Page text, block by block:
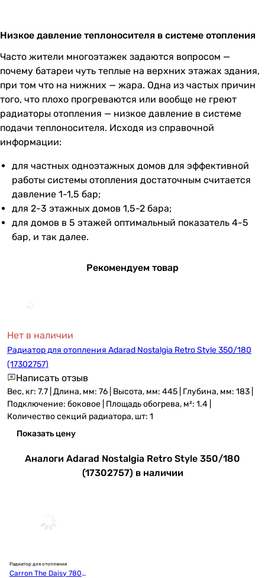
Низкое давление теплоносителя в системе отопления
Часто жители многоэтажек задаются вопросом —
почему батареи чуть теплые на верхних этажах здания,
при том что на нижних — жара. Одна из частых причин
того, что плохо прогреваются или вообще не греют
радиаторы отопления — низкое давление в системе
подачи теплоносителя. Исходя из справочной
информации:
для частных одноэтажных домов для эффективной
работы системы отопления достаточным считается
давление 1-1,5 бар;
для 2-3 этажных домов 1,5-2 бара;
для домов в 5 этажей оптимальный показатель 4-5
бар, и так далее.
Рекомендуем товар
Нет в наличии
Радиатор для отопления Adarad Nostalgia Retro Style 350/180
(17302757)
Написать отзыв
Вес, кг: 7.7 | Длина, мм: 76 | Высота, мм: 445 | Глубина, мм: 183 |
Подключение: боковое | Площадь обогрева, м²: 1.4 |
Количество секций радиатора, шт: 1
Показать цену
Аналоги Adarad Nostalgia Retro Style 350/180
(17302757) в наличии
Радиатор для отопления
Carron The Daisy 780/